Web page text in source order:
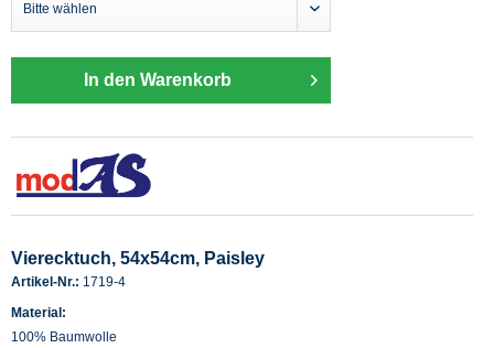
In den Warenkorb
Vierecktuch, 54x54cm, Paisley
Artikel-Nr.: 1719-4
Material:
100% Baumwolle